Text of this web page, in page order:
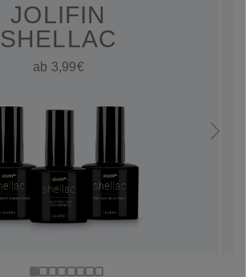
JOLIFIN
SHELLAC
ab 3,99€